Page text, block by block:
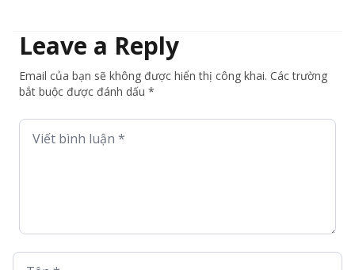
Leave a Reply
Email của bạn sẽ không được hiển thị công khai. Các trường
bắt buộc được đánh dấu *
Viết bình luận *
Tên *